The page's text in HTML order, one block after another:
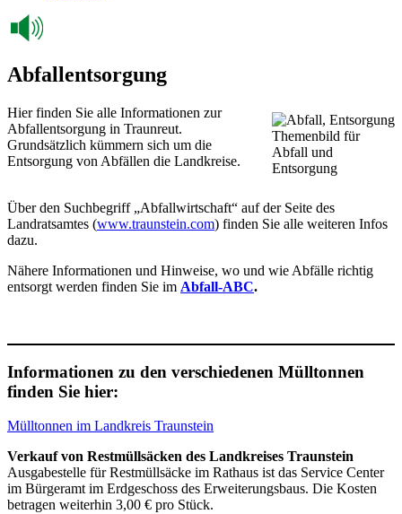
Abfallentsorgung
Themenbild für
Abfall und
Entsorgung
Hier finden Sie alle Informationen zur
Abfallentsorgung in Traunreut.
Grundsätzlich kümmern sich um die
Entsorgung von Abfällen die Landkreise.
Über den Suchbegriff „Abfallwirtschaft“ auf der Seite des
Landratsamtes (www.traunstein.com) finden Sie alle weiteren Infos
dazu.
Nähere Informationen und Hinweise, wo und wie Abfälle richtig
entsorgt werden finden Sie im Abfall-ABC.
Informationen zu den verschiedenen Mülltonnen
finden Sie hier:
Mülltonnen im Landkreis Traunstein
Verkauf von Restmüllsäcken des Landkreises Traunstein
Ausgabestelle für Restmüllsäcke im Rathaus ist das Service Center
im Bürgeramt im Erdgeschoss des Erweiterungsbaus. Die Kosten
betragen weiterhin 3,00 € pro Stück.